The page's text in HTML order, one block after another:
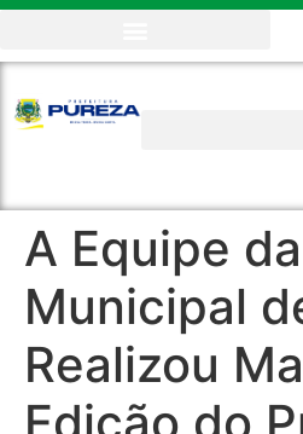
A Equipe
Municipal
Realizou